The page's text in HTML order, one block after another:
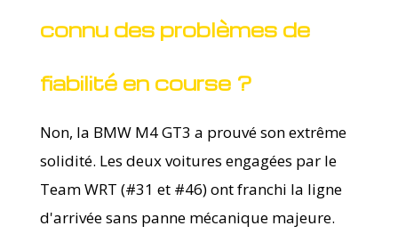
connu des problèmes de
fiabilité en course ?
Non, la BMW M4 GT3 a prouvé son extrême
solidité. Les deux voitures engagées par le
Team WRT (#31 et #46) ont franchi la ligne
d'arrivée sans panne mécanique majeure.